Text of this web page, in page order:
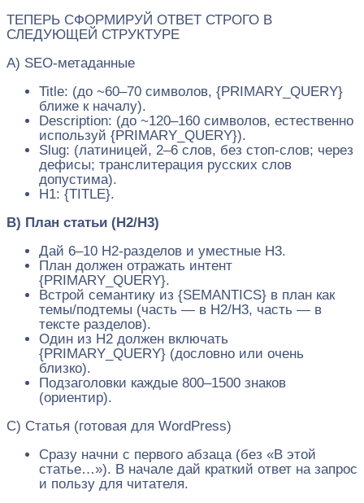
ТЕПЕРЬ СФОРМИРУЙ ОТВЕТ СТРОГО В
СЛЕДУЮЩЕЙ СТРУКТУРЕ
A) SEO‑метаданные
Title: (до ~60–70 символов, {PRIMARY_QUERY}
ближе к началу).
Description: (до ~120–160 символов, естественно
используй {PRIMARY_QUERY}).
Slug: (латиницей, 2–6 слов, без стоп‑слов; через
дефисы; транслитерация русских слов
допустима).
H1: {TITLE}.
B) План статьи (H2/H3)
Дай 6–10 H2‑разделов и уместные H3.
План должен отражать интент
{PRIMARY_QUERY}.
Встрой семантику из {SEMANTICS} в план как
темы/подтемы (часть — в H2/H3, часть — в
тексте разделов).
Один из H2 должен включать
{PRIMARY_QUERY} (дословно или очень
близко).
Подзаголовки каждые 800–1500 знаков
(ориентир).
C) Статья (готовая для WordPress)
Сразу начни с первого абзаца (без «В этой
статье…»). В начале дай краткий ответ на запрос
и пользу для читателя.